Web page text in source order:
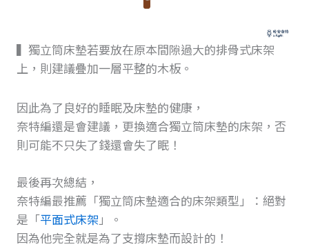
▍獨立筒床墊若要放在原本間隙過大的排骨式床架
上，則建議疊加一層平整的木板。
因此為了良好的睡眠及床墊的健康，
奈特編還是會建議，更換適合獨立筒床墊的床架，否
則可能不只失了錢還會失了眠！
最後再次總結，
奈特編最推薦「獨立筒床墊適合的床架類型」：絕對
是「平面式床架 」。
因為他完全就是為了支撐床墊而設計的！